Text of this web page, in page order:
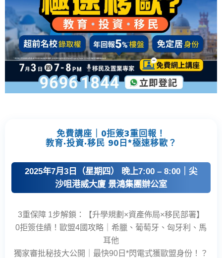
免費講座｜0拒簽3重回報！
教育·投資·移民 90日*極速移歐？
2025年7月3日（星期四） 晚上7:00 – 8:00｜尖
沙咀港威大廈 景鴻集團辦公室
3重保障 1步解鎖：【升學規劃×資產佈局×移民部署】
0拒簽佳績！歐盟4國攻略｜希臘、葡萄牙、匈牙利、馬
耳他
獨家審批秘技大公開｜最快90日*閃電式獲歐盟身份！？